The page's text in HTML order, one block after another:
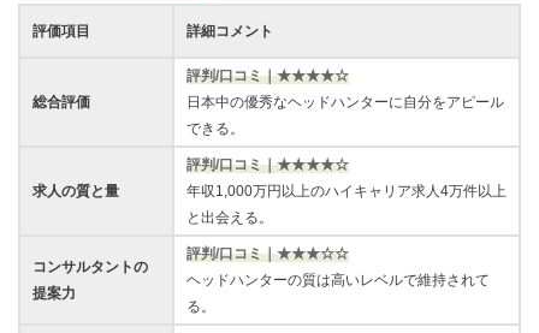
評価項目 詳細コメント
総合評価
評判/口コミ｜★★★★☆
日本中の優秀なヘッドハンターに自分をアピール
できる。
求人の質と量
評判/口コミ｜★★★★☆
年収1,000万円以上のハイキャリア求人4万件以上
と出会える。
コンサルタントの
提案力
評判/口コミ｜★★★☆☆
ヘッドハンターの質は高いレベルで維持されて
る。